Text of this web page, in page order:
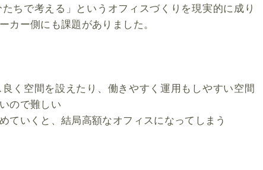
ちで考える」というオフィスづくりを現実的に成り
カー側にも課題がありました。
く空間を設えたり、働きやすく運用もしやすい空間
ので難しい
ていくと、結局高額なオフィスになってしまう